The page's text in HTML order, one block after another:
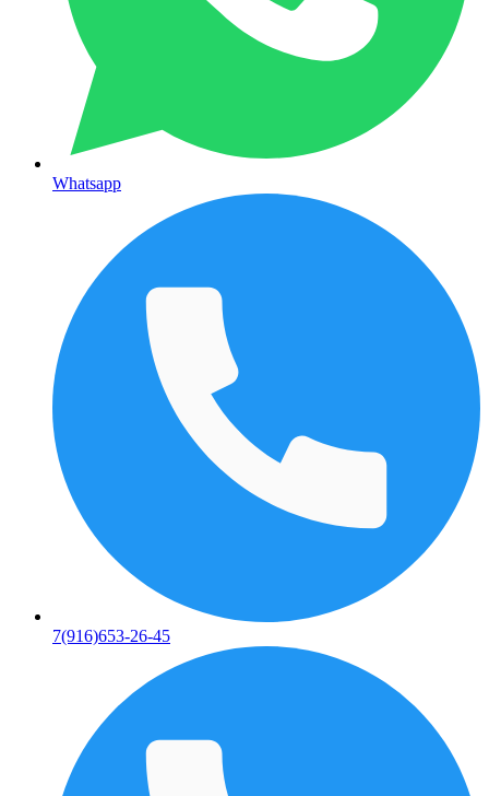
Whatsapp
7(916)653-26-45